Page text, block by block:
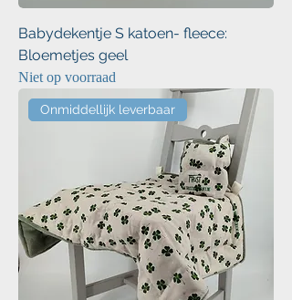
Babydekentje S katoen- fleece:
Bloemetjes geel
Niet op voorraad
Onmiddellijk leverbaar